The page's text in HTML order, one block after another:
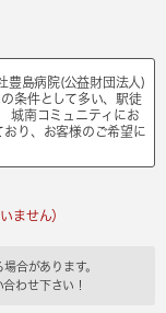
豊島病院(公益財団法人)
条件として多い、駅徒
城南コミュニティにお
り、お客様のご希望に
ません）
合があります。
わせ下さい！